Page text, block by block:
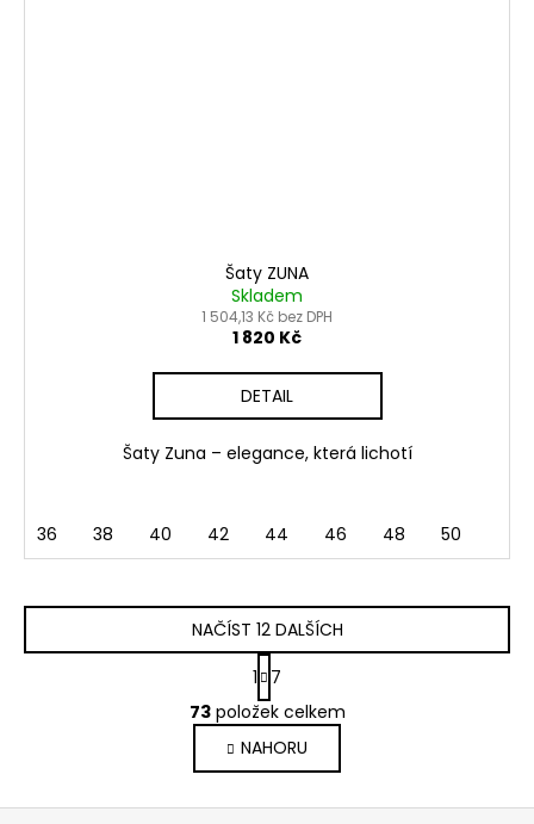
Šaty ZUNA
Skladem
1 504,13 Kč bez DPH
1 820 Kč
DETAIL
Šaty Zuna – elegance, která lichotí
36 38 40 42 44 46 48 50
O
v
l
á
d
NAČÍST 12 DALŠÍCH
S
t
r
á
n
k
o
1
7
73položek celkem
NAHORU